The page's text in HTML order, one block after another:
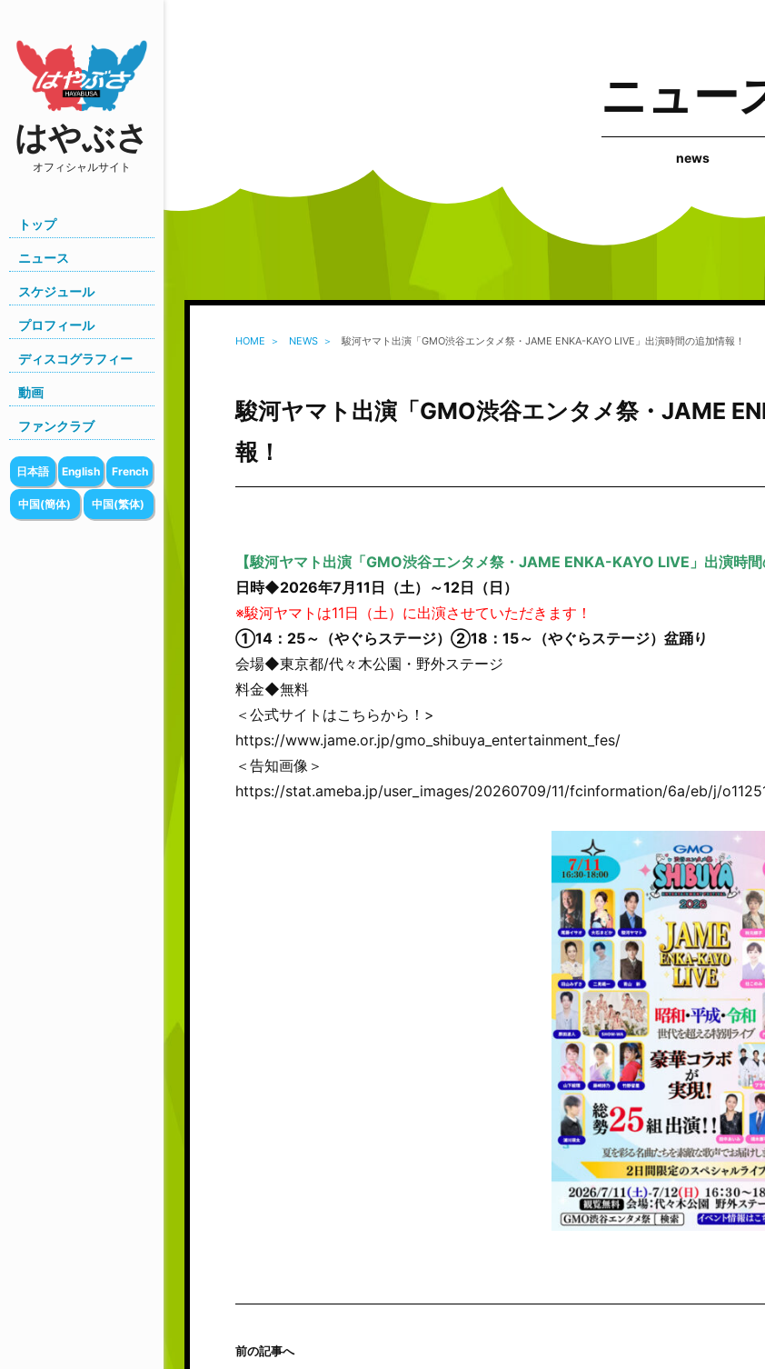
はやぶさ
オフィシャルサイト
トップ
ニュース
スケジュール
プロフィール
ディスコグラフィー
動画
ファンクラブ
日本語 English French
中国(簡体) 中国(繁体)
ニュー
news
HOME NEWS 駿河ヤマト出演「GMO渋谷エンタメ祭・JAME ENKA-KAYO LIVE」出演時間の追加情報！
駿河ヤマト出演「GMO渋谷エンタメ祭・JAME
報！
【駿河ヤマト出演「GMO渋谷エンタメ祭・JAME ENKA-KAYO LIVE」出演時間
日時◆2026年7月11日（土）～12日（日）
※駿河ヤマトは11日（土）に出演させていただきます！
①14：25～（やぐらステージ）②18：15～（やぐらステージ）盆踊り
会場◆東京都/代々木公園・野外ステージ
料金◆無料
＜公式サイトはこちらから！>
https://www.jame.or.jp/gmo_shibuya_entertainment_fes/
＜告知画像＞
https://stat.ameba.jp/user_images/20260709/11/fcinformation/6a/eb/j/
前の記事へ